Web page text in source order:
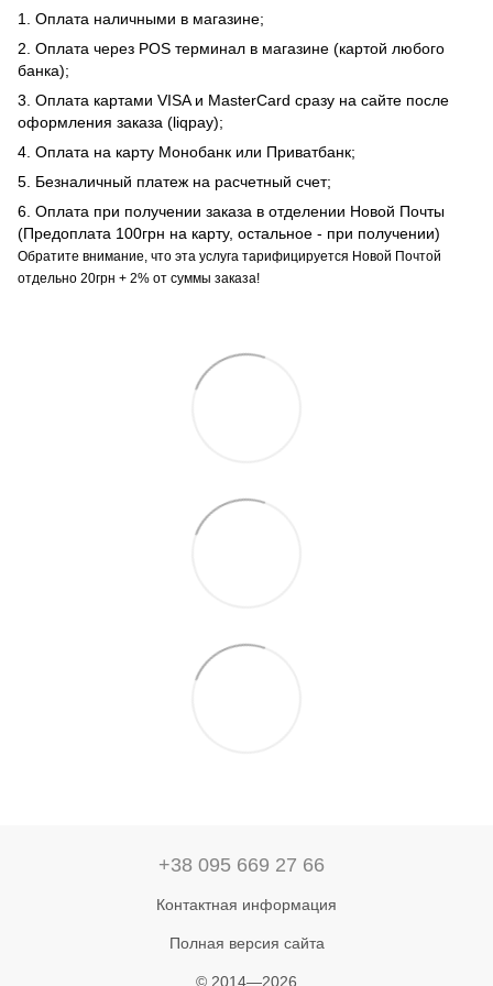
1. Оплата наличными в магазине;
2. Оплата через POS терминал в магазине (картой любого
банка);
3. Оплата картами VISA и MasterCard сразу на сайте после
оформления заказа (liqpay);
4. Оплата на карту Монобанк или Приватбанк;
5. Безналичный платеж на расчетный счет;
6. Оплата при получении заказа в отделении Новой Почты
(Предоплата 100грн на карту, остальное - при получении)
Обратите внимание, что эта услуга тарифицируется Новой Почтой
отдельно 20грн + 2% от суммы заказа!
+38 095 669 27 66
Контактная информация
Полная версия сайта
© 2014—2026